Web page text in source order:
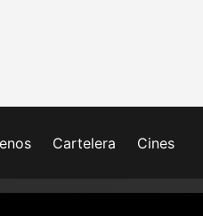
Cartelera Cines